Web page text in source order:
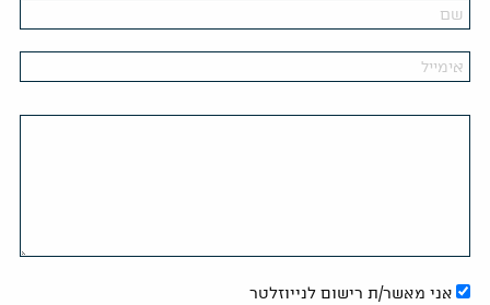
אני מאשר/ת רישום לנייוזלטר